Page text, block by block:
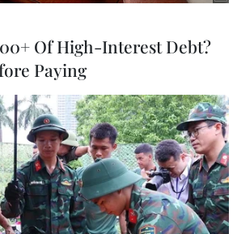
Of High-Interest Debt?
Paying